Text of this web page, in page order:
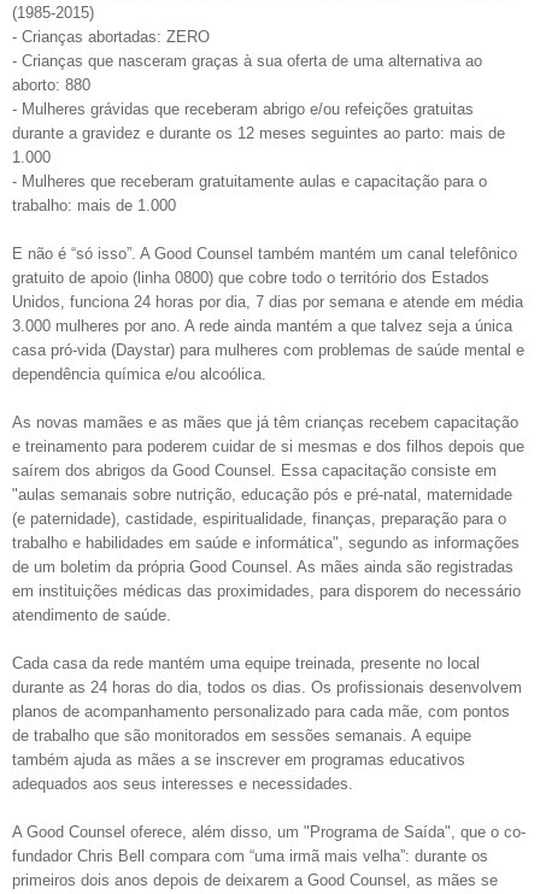
(1985-2015)
- Crianças abortadas: ZERO
- Crianças que nasceram graças à sua oferta de uma alternativa ao
aborto: 880
- Mulheres grávidas que receberam abrigo e/ou refeições gratuitas
durante a gravidez e durante os 12 meses seguintes ao parto: mais de
1.000
- Mulheres que receberam gratuitamente aulas e capacitação para o
trabalho: mais de 1.000
E não é “só isso”. A Good Counsel também mantém um canal telefônico
gratuito de apoio (linha 0800) que cobre todo o território dos Estados
Unidos, funciona 24 horas por dia, 7 dias por semana e atende em média
3.000 mulheres por ano. A rede ainda mantém a que talvez seja a única
casa pró-vida (Daystar) para mulheres com problemas de saúde mental e
dependência química e/ou alcoólica.
As novas mamães e as mães que já têm crianças recebem capacitação
e treinamento para poderem cuidar de si mesmas e dos filhos depois que
saírem dos abrigos da Good Counsel. Essa capacitação consiste em
"aulas semanais sobre nutrição, educação pós e pré-natal, maternidade
(e paternidade), castidade, espiritualidade, finanças, preparação para o
trabalho e habilidades em saúde e informática", segundo as informações
de um boletim da própria Good Counsel. As mães ainda são registradas
em instituições médicas das proximidades, para disporem do necessário
atendimento de saúde.
Cada casa da rede mantém uma equipe treinada, presente no local
durante as 24 horas do dia, todos os dias. Os profissionais desenvolvem
planos de acompanhamento personalizado para cada mãe, com pontos
de trabalho que são monitorados em sessões semanais. A equipe
também ajuda as mães a se inscrever em programas educativos
adequados aos seus interesses e necessidades.
A Good Counsel oferece, além disso, um "Programa de Saída", que o co-
fundador Chris Bell compara com “uma irmã mais velha”: durante os
primeiros dois anos depois de deixarem a Good Counsel, as mães se